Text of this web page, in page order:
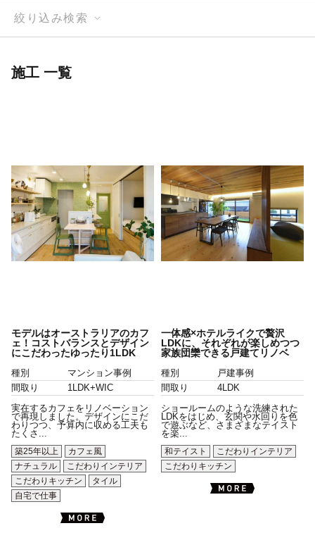
絞り込み検索
施工 一覧
モデルはオーストラリアのカフ
ェ！コストバランスとデザイン
にこだわったゆったり1LDK
種別
マンション事例
間取り
1LDK+WIC
実在するカフェをリノベーション
で再現しました。デザインにこだ
わりつつ、予算内に収める工夫も
たくさ...
築25年以上
カフェ風
ナチュラル
こだわりインテリア
こだわりキッチン
タイル
自宅で仕事
一体感×ホテルライクで贅沢
LDKに、それぞれが楽しめつつ
家族団欒できる戸建てリノベ
種別
戸建事例
間取り
4LDK
ショールームのような洗練された
LDKをはじめ、玄関や水回りを色
で遊ぶなど、さまざまなテイスト
を楽...
和テイスト
こだわりインテリア
こだわりキッチン